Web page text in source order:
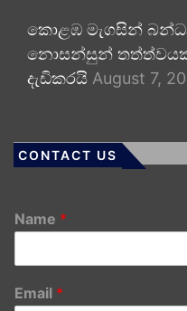
කොළඹ මැගසින්
නොසන්සුන් තත්ත්වයක්
දැඩිකරයි August 7,
CONTACT US
Name *
Email *